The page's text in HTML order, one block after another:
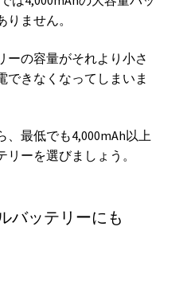
ません。
ーの容量がそれより小さ
できなくなってしまいま
、最低でも4,000mAh以上
ーを選びましょう。
バッテリーにも